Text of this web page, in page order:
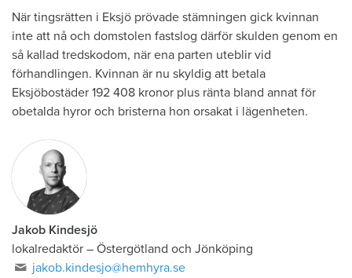
När tingsrätten i Eksjö prövade stämningen gick kvinnan
inte att nå och domstolen fastslog därför skulden genom en
så kallad tredskodom, när ena parten uteblir vid
förhandlingen. Kvinnan är nu skyldig att betala
Eksjöbostäder 192 408 kronor plus ränta bland annat för
obetalda hyror och bristerna hon orsakat i lägenheten.
Jakob Kindesjö
lokalredaktör – Östergötland och Jönköping
jakob.kindesjo@hemhyra.se